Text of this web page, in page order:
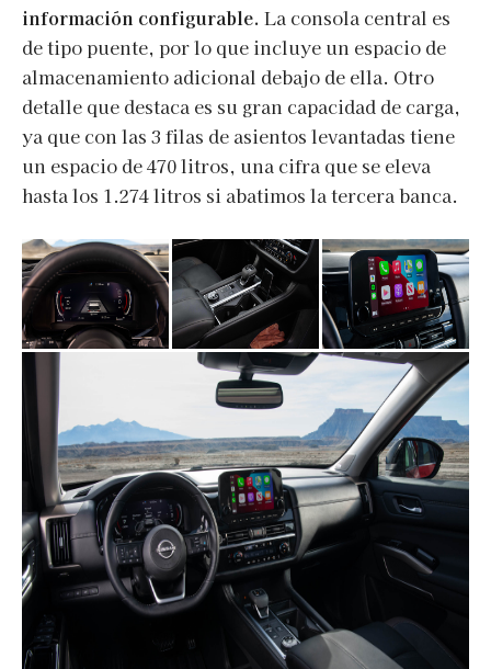
información configurable. La consola central es
de tipo puente, por lo que incluye un espacio de
almacenamiento adicional debajo de ella. Otro
detalle que destaca es su gran capacidad de carga,
ya que con las 3 filas de asientos levantadas tiene
un espacio de 470 litros, una cifra que se eleva
hasta los 1.274 litros si abatimos la tercera banca.